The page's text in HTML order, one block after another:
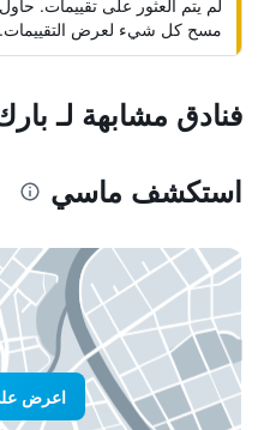
لم يتم العثور على تقييمات.
مسح كل شيء لعرض التقييمات.
فنادق مشابهة لـ
استكشف ماسي
اعرض